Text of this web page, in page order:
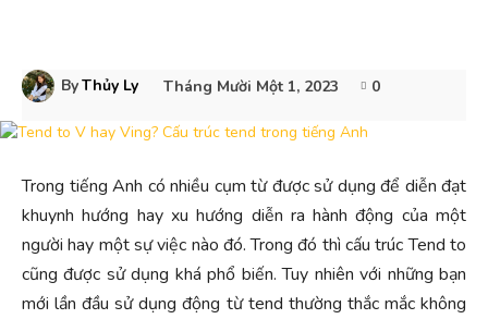
ByThủy Ly Tháng Mười Một 1, 2023 0
Trong tiếng Anh có nhiều cụm từ được sử dụng để diễn đạt
khuynh hướng hay xu hướng diễn ra hành động của một
người hay một sự việc nào đó. Trong đó thì cấu trúc Tend to
cũng được sử dụng khá phổ biến. Tuy nhiên với những bạn
mới lần đầu sử dụng động từ tend thường thắc mắc không